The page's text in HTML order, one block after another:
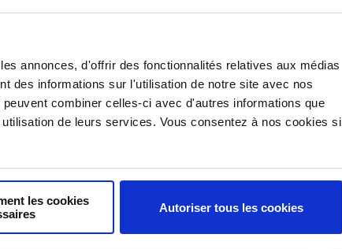
annonces, d'offrir des fonctionnalités relatives aux médias
des informations sur l'utilisation de notre site avec nos
combiner celles-ci avec d'autres informations que
de leurs services. Vous consentez à nos cookies si
les cookies
Autoriser tous les cookies